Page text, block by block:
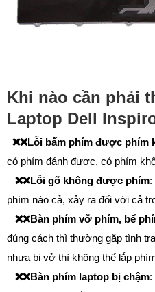
Khi nào cần phải
Laptop Dell
❌❌Lỗi bấm phím được phím
có phím đánh được, có phím
❌❌Lỗi gõ không được phím:
phím nào cả, xảy ra đối với cả
❌❌Bàn phím vỡ phím, bể
đúng cách thì thường gặp tình
nhựa bị vở thì không thể lắp
❌❌Bàn phím laptop bị chậm: